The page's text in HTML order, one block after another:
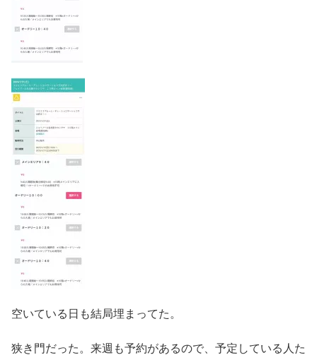
空いている日も結局埋まってた。
狭き門だった。来週も予約があるので、予定している人た